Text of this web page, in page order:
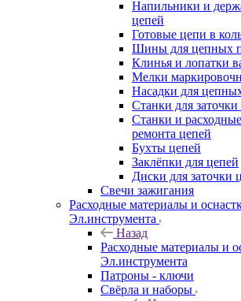
Напильники и
цепей
Готовые цепи в
Шины для цепных
Клинья и лопатки
Мелки
Насадки для
Станки для
Станки и
ремонта цепей
Бухты цепей
Заклёпки для цепей
Диски для заточки
Свечи зажигания
Расходные материалы и
Эл.инструмента
Назад
Расходные материалы и
Эл.инструмента
Патроны - ключи
Свёрла и наборы